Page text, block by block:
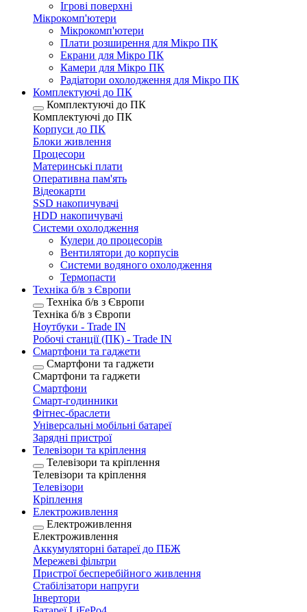
Ігрові поверхні
Мікрокомп'ютери
Мікрокомп'ютери
Плати розширення для Мікро ПК
Екрани для Мікро ПК
Камери для Мікро ПК
Радіатори охолодження для Мікро ПК
Комплектуючі до ПК
Комплектуючі до ПК
Комплектуючі до ПК
Корпуси до ПК
Блоки живлення
Процесори
Материнські плати
Оперативна пам'ять
Відеокарти
SSD накопичувачі
HDD накопичувачі
Системи охолодження
Кулери до процесорів
Вентилятори до корпусів
Системи водяного охолодження
Термопасти
Техніка б/в з Європи
Техніка б/в з Європи
Техніка б/в з Європи
Ноутбуки - Trade IN
Робочі станції (ПК) - Trade IN
Смартфони та гаджети
Смартфони та гаджети
Смартфони та гаджети
Смартфони
Смарт-годинники
Фітнес-браслети
Універсальні мобільні батареї
Зарядні пристрої
Телевізори та кріплення
Телевізори та кріплення
Телевізори та кріплення
Телевізори
Кріплення
Електроживлення
Електроживлення
Електроживлення
Аккумуляторні батареї до ПБЖ
Мережеві фільтри
Пристрої бесперебійного живлення
Стабілізатори напруги
Інвертори